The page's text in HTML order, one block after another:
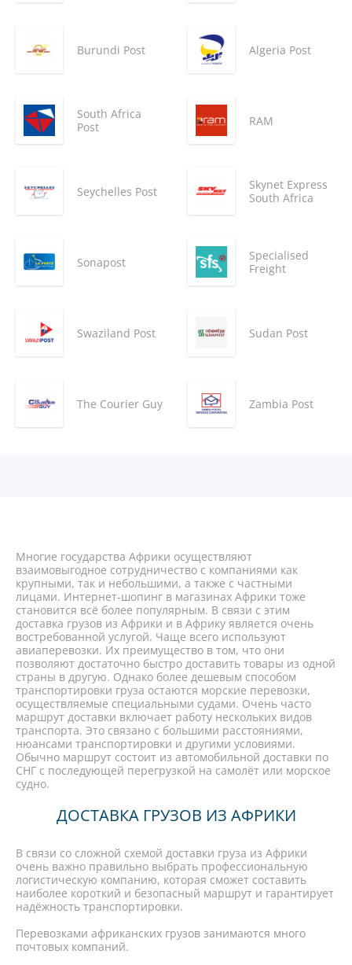
Burundi Post Algeria Post
South Africa
Post
RAM
Seychelles Post
Skynet Express
South Africa
Sonapost
Specialised
Freight
Swaziland Post Sudan Post
The Courier Guy Zambia Post
Многие государства Африки осуществляют
взаимовыгодное сотрудничество с компаниями как
крупными, так и небольшими, а также с частными
лицами. Интернет-шопинг в магазинах Африки тоже
становится всё более популярным. В связи с этим
доставка грузов из Африки и в Африку является очень
востребованной услугой. Чаще всего используют
авиаперевозки. Их преимущество в том, что они
позволяют достаточно быстро доставить товары из одной
страны в другую. Однако более дешевым способом
транспортировки груза остаются морские перевозки,
осуществляемые специальными судами. Очень часто
маршрут доставки включает работу нескольких видов
транспорта. Это связано с большими расстояниями,
нюансами транспортировки и другими условиями.
Обычно маршрут состоит из автомобильной доставки по
СНГ с последующей перегрузкой на самолёт или морское
судно.
ДОСТАВКА ГРУЗОВ ИЗ АФРИКИ
В связи со сложной схемой доставки груза из Африки
очень важно правильно выбрать профессиональную
логистическую компанию, которая сможет составить
наиболее короткий и безопасный маршрут и гарантирует
надёжность транспортировки.
Перевозками африканских грузов занимаются много
почтовых компаний.